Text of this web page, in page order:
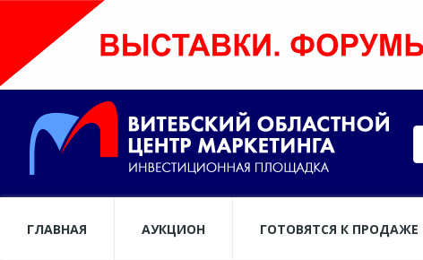
ГЛАВНАЯ АУКЦИОН ГОТОВЯТСЯ К ПРОДАЖЕ